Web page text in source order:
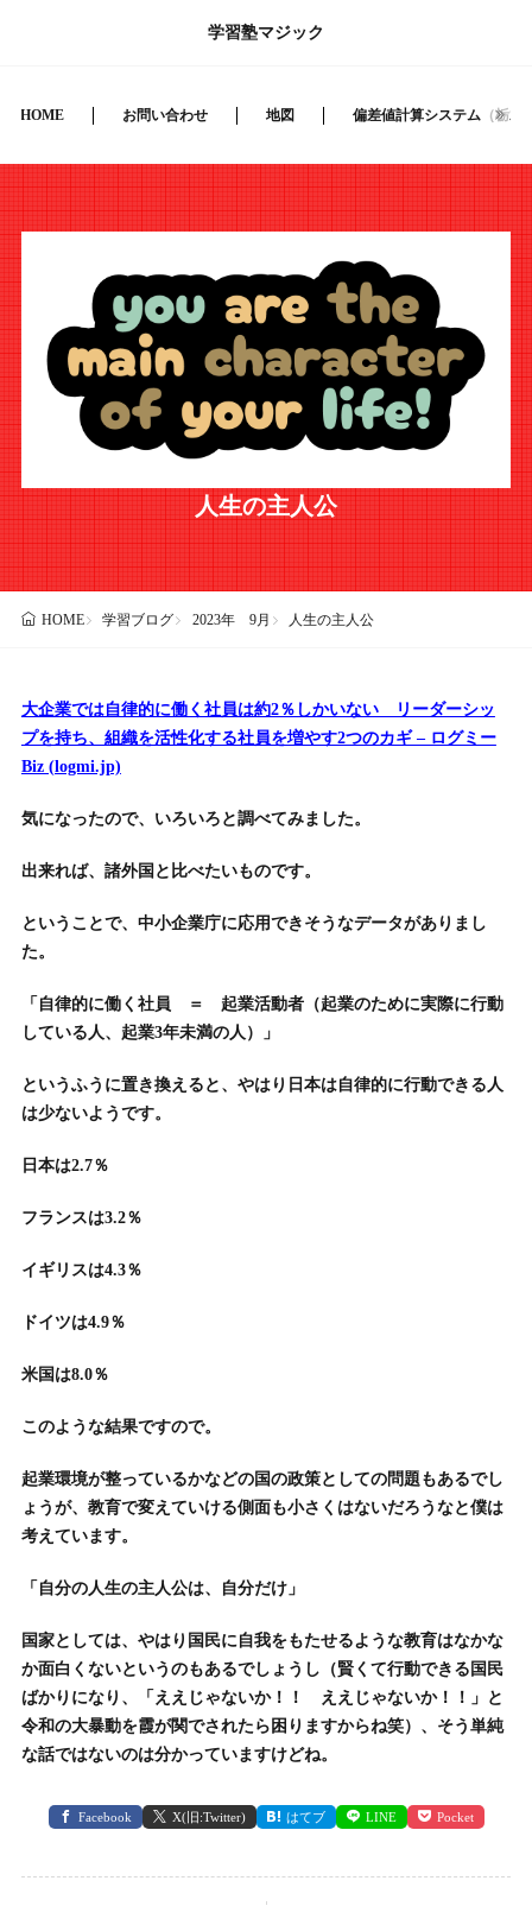
学習塾マジック
HOME お問い合わせ 地図 偏差値計算システム（栃
人生の主人公
HOME 学習ブログ 2023年 9月 人生の主人公
大企業では自律的に働く社員は約2％しかいない リーダーシッ
プを持ち、組織を活性化する社員を増やす2つのカギ – ログミー
Biz (logmi.jp)
気になったので、いろいろと調べてみました。
出来れば、諸外国と比べたいものです。
ということで、中小企業庁に応用できそうなデータがありまし
た。
「自律的に働く社員 ＝ 起業活動者（起業のために実際に行動
している人、起業3年未満の人）」
というふうに置き換えると、やはり日本は自律的に行動できる人
は少ないようです。
日本は2.7％
フランスは3.2％
イギリスは4.3％
ドイツは4.9％
米国は8.0％
このような結果ですので。
起業環境が整っているかなどの国の政策としての問題もあるでし
ょうが、教育で変えていける側面も小さくはないだろうなと僕は
考えています。
「自分の人生の主人公は、自分だけ」
国家としては、やはり国民に自我をもたせるような教育はなかな
か面白くないというのもあるでしょうし（賢くて行動できる国民
ばかりになり、「ええじゃないか！！ ええじゃないか！！」と
令和の大暴動を霞が関でされたら困りますからね笑）、そう単純
な話ではないのは分かっていますけどね。
Facebook X(旧:Twitter) はてブ LINE Pocket